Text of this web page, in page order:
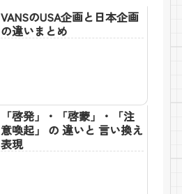
VANSのUSA企画と日本企画
の違いまとめ
「啓発」・「啓蒙」・「注
意喚起」 の 違いと 言い換え
表現